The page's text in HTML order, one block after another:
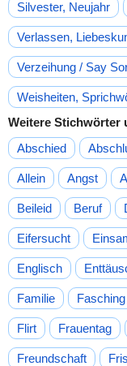
Silvester, Neujahr
Verlassen,
Verzeihung / Say
Weisheiten,
Weitere Stichwörter
Abschied
Allein Angst
Beileid Beruf
Eifersucht
Englisch
Familie Fasching
Flirt Frauentag
Freundschaft